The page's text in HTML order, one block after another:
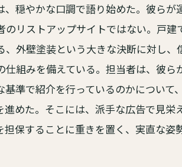
穏やかな口調で語り始めた。彼らが
リストアップサイトではない。戸建
外壁塗装という大きな決断に対し、
組みを備えている。担当者は、彼ら
準で紹介を行っているのかについて、
めた。そこには、派手な広告で見栄
保することに重きを置く、実直な姿